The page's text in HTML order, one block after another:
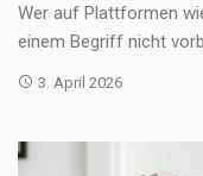
Wer auf Plattformen
einem Begriff nicht
3. April 2026